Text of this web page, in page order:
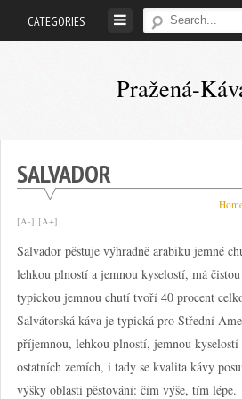
CATEGORIES
Pražená-
vědět
kávě
SALVADOR
[A-] [A+]
Salvador pěstuje výhradně arabiku jemné
lehkou plností a jemnou kyselostí, má
typickou jemnou chutí tvoří 40 procent
Salvátorská káva je typická pro Střední
příjemnou, lehkou plností, jemnou
ostatních zemích, i tady se kvalita kávy
výšky oblasti pěstování: čím výše, tím lépe.